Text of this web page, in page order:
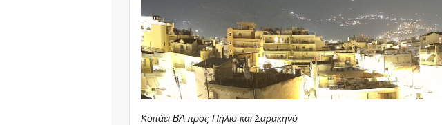
Κοιτάει ΒΑ προς Πήλιο και Σαρακηνό